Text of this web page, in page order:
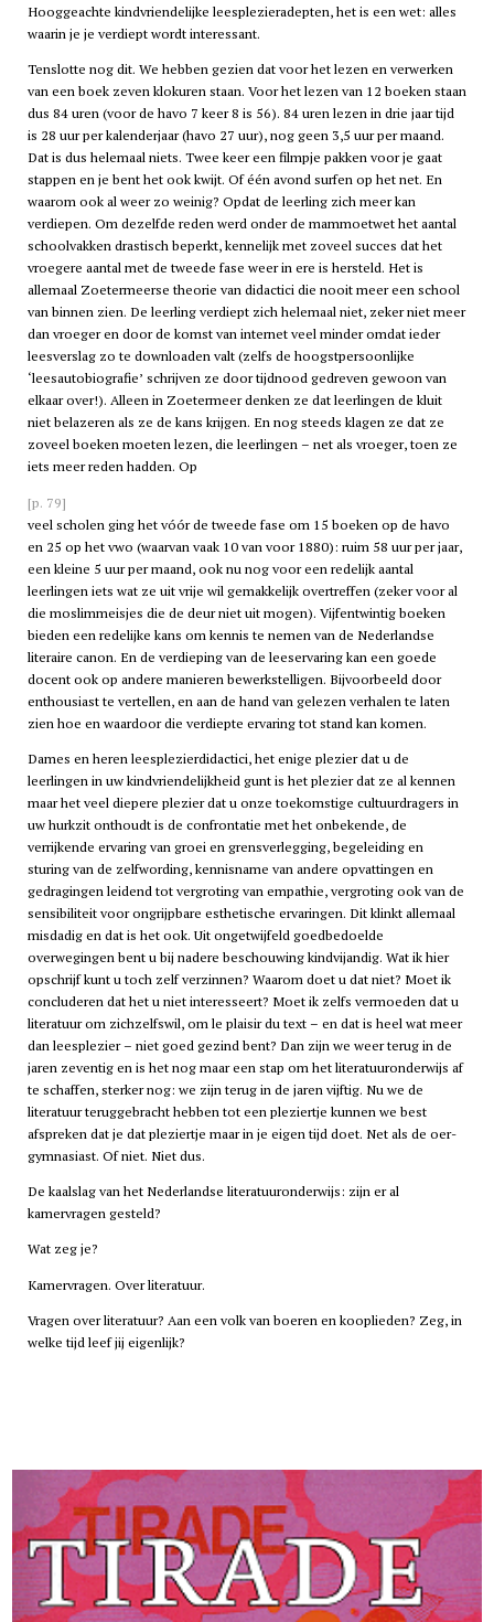
Hooggeachte kindvriendelijke leesplezieradepten, het is een wet: alles
waarin je je verdiept wordt interessant.
Tenslotte nog dit. We hebben gezien dat voor het lezen en verwerken
van een boek zeven klokuren staan. Voor het lezen van 12 boeken staan
dus 84 uren (voor de havo 7 keer 8 is 56). 84 uren lezen in drie jaar tijd
is 28 uur per kalenderjaar (havo 27 uur), nog geen 3,5 uur per maand.
Dat is dus helemaal niets. Twee keer een filmpje pakken voor je gaat
stappen en je bent het ook kwijt. Of één avond surfen op het net. En
waarom ook al weer zo weinig? Opdat de leerling zich meer kan
verdiepen. Om dezelfde reden werd onder de mammoetwet het aantal
schoolvakken drastisch beperkt, kennelijk met zoveel succes dat het
vroegere aantal met de tweede fase weer in ere is hersteld. Het is
allemaal Zoetermeerse theorie van didactici die nooit meer een school
van binnen zien. De leerling verdiept zich helemaal niet, zeker niet meer
dan vroeger en door de komst van internet veel minder omdat ieder
leesverslag zo te downloaden valt (zelfs de hoogstpersoonlijke
‘leesautobiografie’ schrijven ze door tijdnood gedreven gewoon van
elkaar over!). Alleen in Zoetermeer denken ze dat leerlingen de kluit
niet belazeren als ze de kans krijgen. En nog steeds klagen ze dat ze
zoveel boeken moeten lezen, die leerlingen – net als vroeger, toen ze
iets meer reden hadden. Op
[p. 79]
veel scholen ging het vóór de tweede fase om 15 boeken op de havo
en 25 op hetvwo (waarvan vaak 10 van voor 1880): ruim 58 uur per jaar,
een kleine 5 uur per maand, ook nu nog voor een redelijk aantal
leerlingen iets wat ze uit vrije wil gemakkelijk overtreffen (zeker voor al
die moslimmeisjes die de deur niet uit mogen). Vijfentwintig boeken
bieden een redelijke kans om kennis te nemen van de Nederlandse
literaire canon. En de verdieping van de leeservaring kan een goede
docent ook op andere manieren bewerkstelligen. Bijvoorbeeld door
enthousiast te vertellen, en aan de hand van gelezen verhalen te laten
zien hoe en waardoor die verdiepte ervaring tot stand kan komen.
Dames en heren leesplezierdidactici, het enige plezier dat u de
leerlingen in uw kindvriendelijkheid gunt is het plezier dat ze al kennen
maar het veel diepere plezier dat u onze toekomstige cultuurdragers in
uw hurkzit onthoudt is de confrontatie met het onbekende, de
verrijkende ervaring van groei en grensverlegging, begeleiding en
sturing van de zelfwording, kennisname van andere opvattingen en
gedragingen leidend tot vergroting van empathie, vergroting ook van de
sensibiliteit voor ongrijpbare esthetische ervaringen. Dit klinkt allemaal
misdadig en dat is het ook. Uit ongetwijfeld goedbedoelde
overwegingen bent u bij nadere beschouwing kindvijandig. Wat ik hier
opschrijf kunt u toch zelf verzinnen? Waarom doet u dat niet? Moet ik
concluderen dat het u niet interesseert? Moet ik zelfs vermoeden dat u
literatuur om zichzelfswil, om le plaisir du text – en dat is heel wat meer
dan leesplezier – niet goed gezind bent? Dan zijn we weer terug in de
jaren zeventig en is het nog maar een stap om het literatuuronderwijs af
te schaffen, sterker nog: we zijn terug in de jaren vijftig. Nu we de
literatuur teruggebracht hebben tot een pleziertje kunnen we best
afspreken dat je dat pleziertje maar in je eigen tijd doet. Net als de oer-
gymnasiast. Of niet. Niet dus.
De kaalslag van het Nederlandse literatuuronderwijs: zijn er al
kamervragen gesteld?
Wat zeg je?
Kamervragen. Over literatuur.
Vragen over literatuur? Aan een volk van boeren en kooplieden? Zeg, in
welke tijd leef jij eigenlijk?